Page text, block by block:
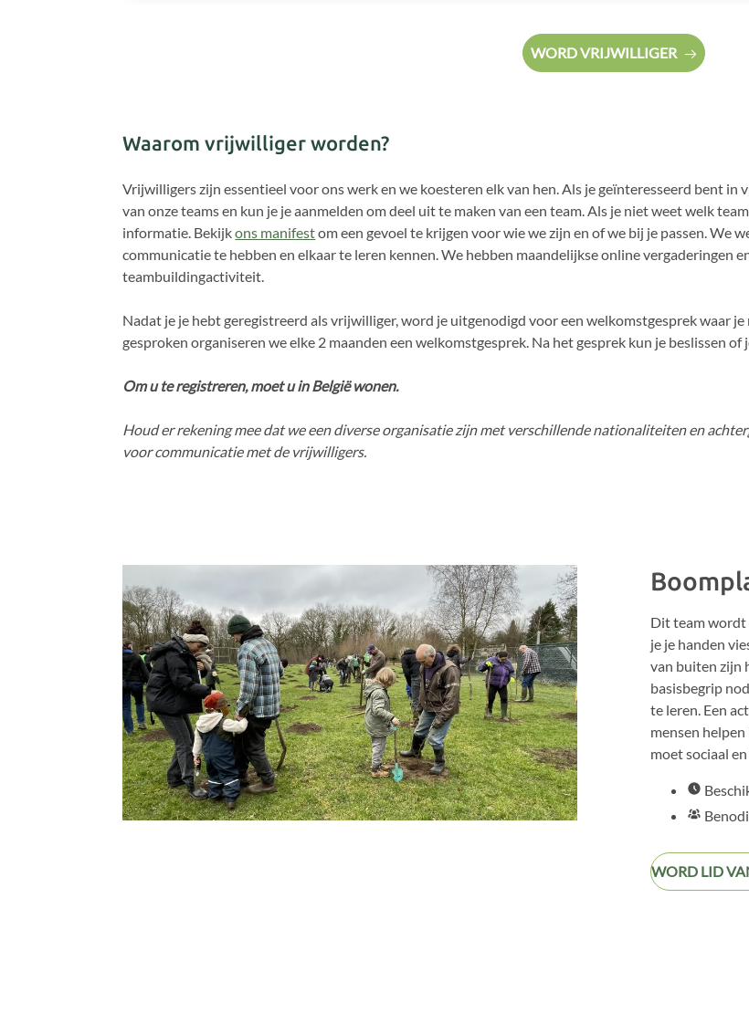
WORD VRIJWILLIGER
Waarom vrijwilliger worden?
Vrijwilligers zijn essentieel voor ons werk en we koesteren elk van hen. Als je geïnteresseerd bent
van onze teams en kun je je aanmelden om deel uit te maken van een team. Als je niet weet welk
informatie. Bekijkons manifestom een gevoel te krijgen voor wie we zijn en of we bij je passen. We
communicatie te hebben en elkaar te leren kennen. We hebben maandelijkse online vergaderingen
teambuildingactiviteit.
Nadat je je hebt geregistreerd als vrijwilliger, word je uitgenodigd voor een welkomstgesprek waar
gesproken organiseren we elke 2 maanden een welkomstgesprek. Na het gesprek kun je beslissen of
Om u te registreren, moet u in België wonen.
Houd er rekening mee dat we een diverse organisatie zijn met verschillende nationaliteiten en
voor communicatie met de vrijwilligers.
Dit team wordt
je je handen
van buiten zijn
basisbegrip
te leren. Een
mensen
moet sociaal
WORD LID